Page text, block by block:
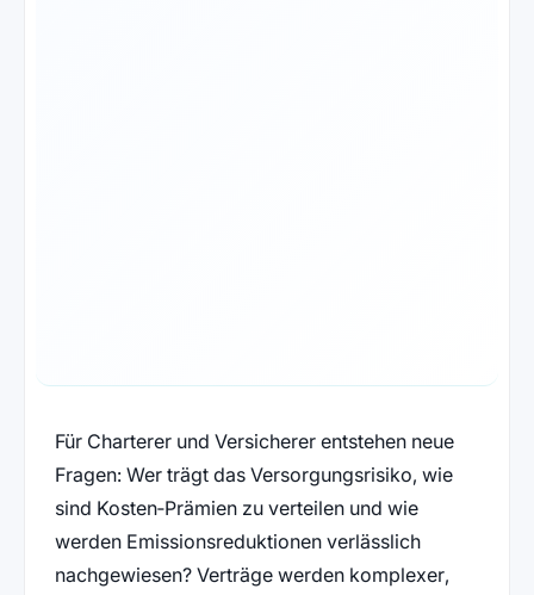
Für Charterer und Versicherer entstehen neue
Fragen: Wer trägt das Versorgungsrisiko, wie
sind Kosten‑Prämien zu verteilen und wie
werden Emissionsreduktionen verlässlich
nachgewiesen? Verträge werden komplexer,